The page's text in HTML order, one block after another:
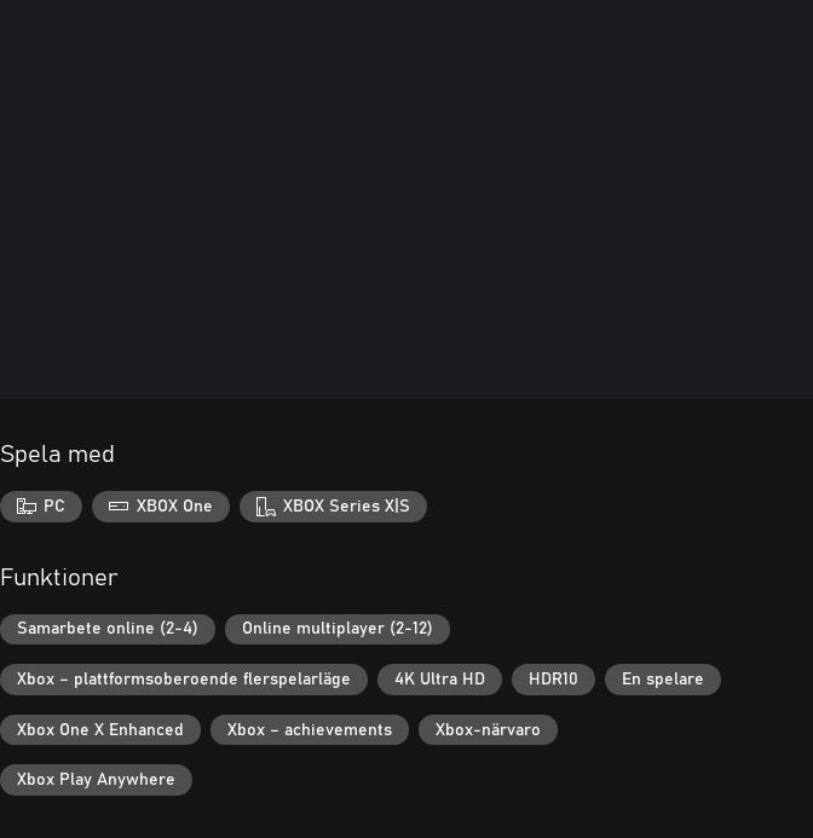
Spela med
PC XBOX One XBOX Series X|S
Funktioner
Samarbete online (2-4) Online multiplayer (2-12)
Xbox – plattformsoberoende flerspelarläge 4K Ultra HD HDR10 En spelare
Xbox One X Enhanced Xbox – achievements Xbox-närvaro
Xbox Play Anywhere